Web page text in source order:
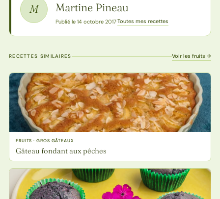
M Martine Pineau
Publié le 14 octobre 2017·Toutes mes recettes
RECETTES SIMILAIRES Voir les fruits →
FRUITS · GROS GÂTEAUX
Gâteau fondant aux pêches